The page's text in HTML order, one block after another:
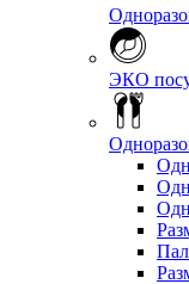
ЭКО